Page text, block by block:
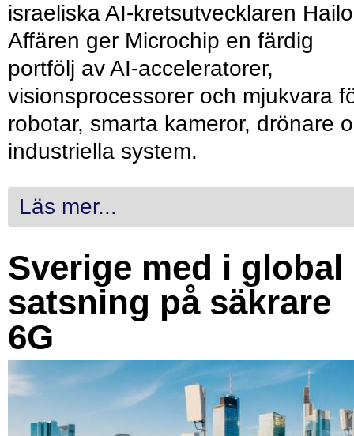
israeliska AI-kretsutvecklaren
Affären ger Microchip en färdig
portfölj av AI-acceleratorer,
visionsprocessorer och mjukvara
robotar, smarta kameror, drönare
industriella system.
Läs mer...
Sverige med i global
satsning på säkrare
6G